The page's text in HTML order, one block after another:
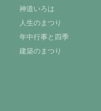
神道いろは
人生のまつり
年中行事と四季
建築のまつり